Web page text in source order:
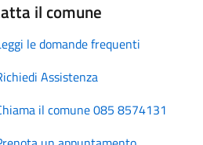
il comune
le domande frequenti
Assistenza
il comune 085 8574131